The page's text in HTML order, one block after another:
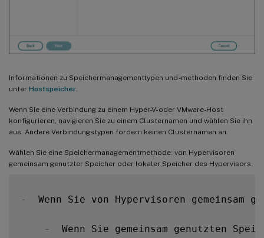
Informationen zu Speichermanagementtypen und -methoden finden Sie
unter Hostspeicher
Wenn Sie eine Verbindung zu einem Hyper-V- oder VMware-Host
konfigurieren, navigieren Sie zu einem Clusternamen und wählen Sie ihn
aus. Andere Verbindungstypen fordern keinen Clusternamen an.
Wählen Sie eine Speichermanagementmethode: von Hypervisoren
gemeinsam genutzter Speicher oder lokaler Speicher des Hypervisors.
-
Wenn Sie von Hypervisoren gemeinsam
-
Wenn Sie gemeinsam genutzten